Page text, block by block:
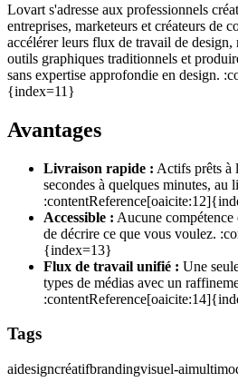
Lovart s'adresse aux professionnels
entreprises, marketeurs et créateurs de
accélérer leurs flux de travail de design,
outils graphiques traditionnels et
sans expertise approfondie en design.
{index=11}
Avantages
Livraison rapide : Actifs prêts à
secondes à quelques minutes, au
Accessible : Aucune
de décrire ce que vous voulez.
{index=13}
Flux de travail unifié : Une
types de médias avec un
Tags
aidesigncréatifbrandingvisuel-ai